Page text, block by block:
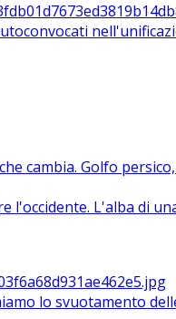
cambia. Golfo
l'occidente. L'alba di
lo svuotamento